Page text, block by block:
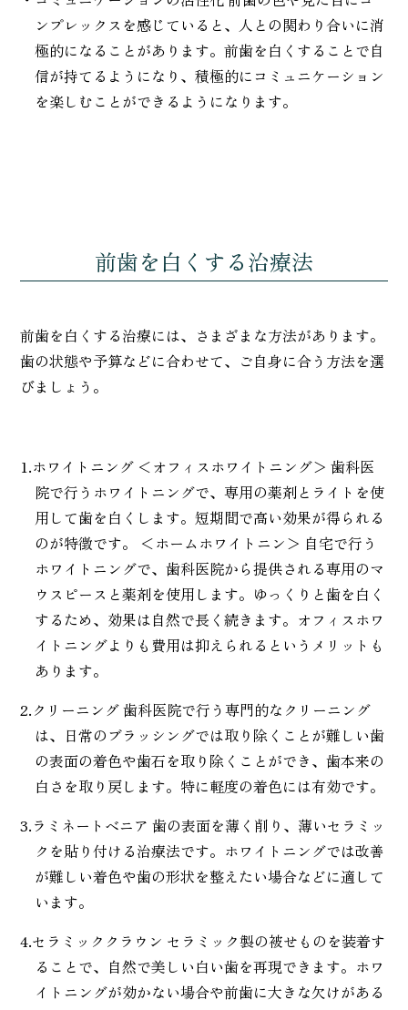
ンプレックスを感じていると、人との関わり合いに消
極的になることがあります。前歯を白くすることで自
信が持てるようになり、積極的にコミュニケーション
を楽しむことができるようになります。
前歯を白くする治療法
前歯を白くする治療には、さまざまな方法があります。
歯の状態や予算などに合わせて、ご自身に合う方法を選
びましょう。
1.ホワイトニング ＜オフィスホワイトニング＞ 歯科医
院で行うホワイトニングで、専用の薬剤とライトを使
用して歯を白くします。短期間で高い効果が得られる
のが特徴です。 ＜ホームホワイトニン＞ 自宅で行う
ホワイトニングで、歯科医院から提供される専用のマ
ウスピースと薬剤を使用します。ゆっくりと歯を白く
するため、効果は自然で長く続きます。オフィスホワ
イトニングよりも費用は抑えられるというメリットも
あります。
2.クリーニング 歯科医院で行う専門的なクリーニング
は、日常のブラッシングでは取り除くことが難しい歯
の表面の着色や歯石を取り除くことができ、歯本来の
白さを取り戻します。特に軽度の着色には有効です。
3.ラミネートベニア 歯の表面を薄く削り、薄いセラミッ
クを貼り付ける治療法です。ホワイトニングでは改善
が難しい着色や歯の形状を整えたい場合などに適して
います。
4.セラミッククラウン セラミック製の被せものを装着す
ることで、自然で美しい白い歯を再現できます。ホワ
イトニングが効かない場合や前歯に大きな欠けがある